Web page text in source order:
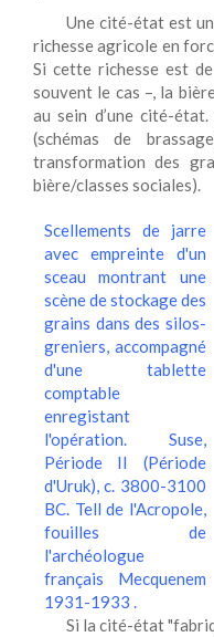
Une cité-état est
richesse agricole en
Si cette richesse est
souvent le cas –, la
au sein d’une cité-
(schémas de
transformation des
bière/classes sociales).
Scellements de jarre
avec empreinte d'un
sceau montrant une
scène de stockage des
grains dans des silos-
greniers, accompagné
d'une tablette
comptable
enregistant
l'opération. Suse,
Période II (Période
d'Uruk), c. 3800-3100
BC. Tell de l'Acropole,
fouilles de
l'archéologue
français Mecquenem
1931-1933 .
Si la cité-état